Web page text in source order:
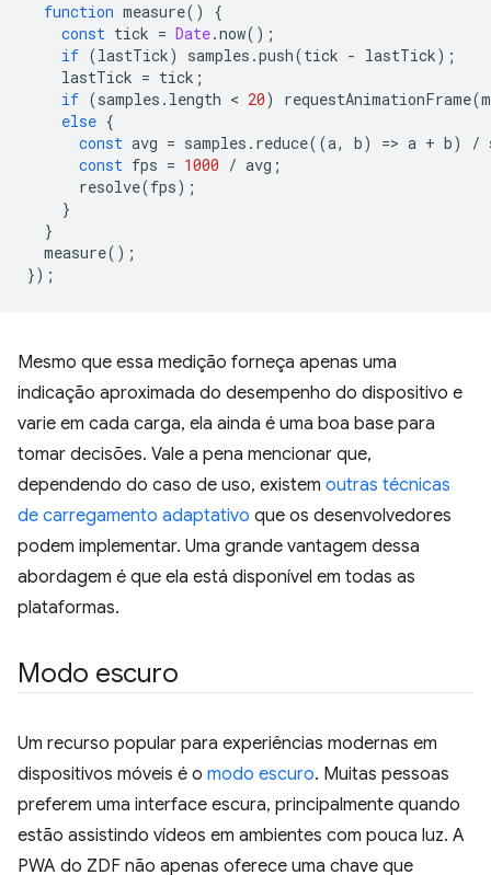
function measure()
{
const tick = Date.now();
if (lastTick) samples .push(tick - lastTick);
lastTick = tick ;
if (samples . length < 20) requestAnimationFrame(
else {
const avg = samples . reduce((a, b) => a + b) /
const fps = 1000 / avg ;
resolve(fps);
}
}
measure();
});
Mesmo que essa medição forneça apenas uma
indicação aproximada do desempenho do dispositivo e
varie em cada carga, ela ainda é uma boa base para
tomar decisões. Vale a pena mencionar que,
dependendo do caso de uso, existem outras técnicas
de carregamento adaptativo que os desenvolvedores
podem implementar. Uma grande vantagem dessa
abordagem é que ela está disponível em todas as
plataformas.
Modo escuro
Um recurso popular para experiências modernas em
dispositivos móveis é o modo escuro. Muitas pessoas
preferem uma interface escura, principalmente quando
estão assistindo vídeos em ambientes com pouca luz. A
PWA do ZDF não apenas oferece uma chave que